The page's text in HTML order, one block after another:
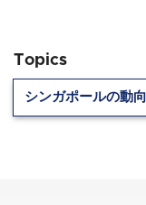
Topics
シンガポールの動向